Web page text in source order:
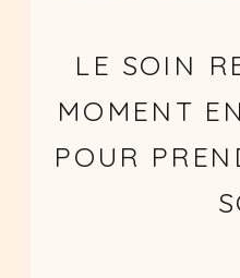
LE SOIN
MOMENT
POUR